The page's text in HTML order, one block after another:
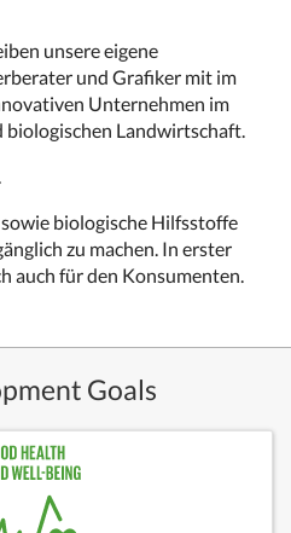
unsere eigene
und Grafiker mit im
Unternehmen im
biologischen Landwirtschaft.
biologische Hilfsstoffe
zu machen. In erster
auch für den Konsumenten.
Goals